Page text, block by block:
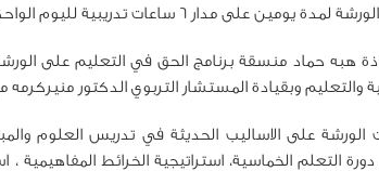
مدار 6 ساعات تدريبية لليوم الواحد وذلك عبر منصة الزووم .
هبه حماد منسقة برنامج الحق في التعليم على الورشة
والتعليم وبقيادة المستشار التربوي الدكتور
على الاساليب الحديثة في تدريس العلوم
التعلم الخماسية، استراتيجية الخرائط